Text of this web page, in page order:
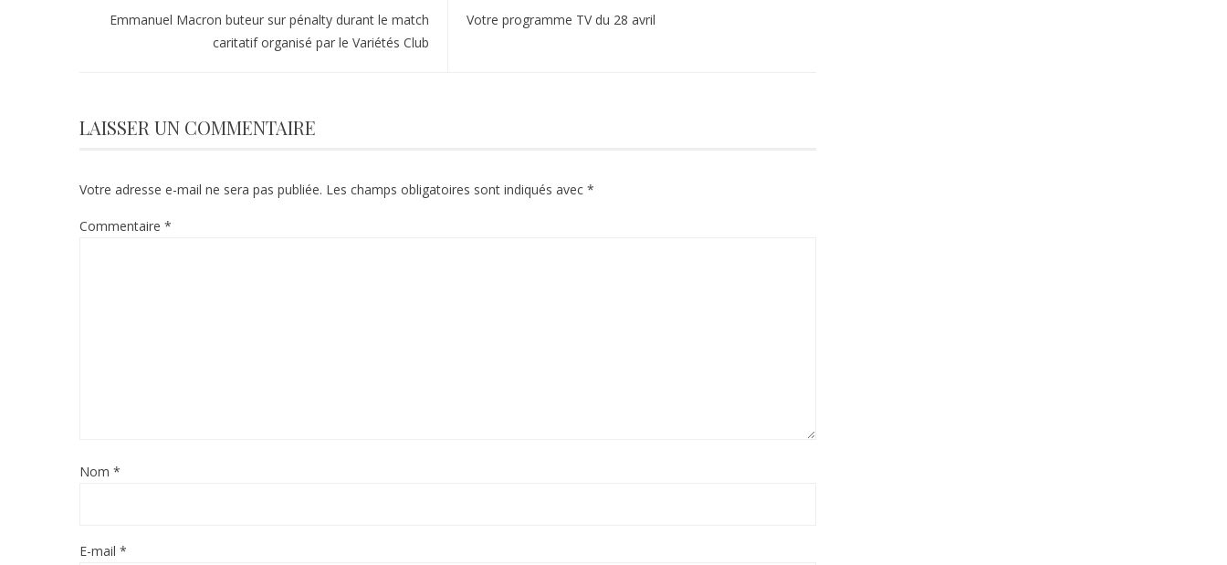
Emmanuel Macron buteur sur pénalty durant le match
caritatif organisé par le Variétés Club
Votre programme TV du 28 avril
LAISSER UN COMMENTAIRE
Votre adresse e-mail ne sera pas publiée. Les champs obligatoires sont indiqués avec *
Commentaire *
Nom *
E-mail *